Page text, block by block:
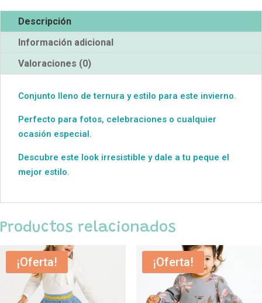
Descripción
Información adicional
Valoraciones (0)
Conjunto lleno de ternura y estilo para este invierno.
Perfecto para fotos, celebraciones o cualquier
ocasión especial.
Descubre este look irresistible y dale a tu peque el
mejor estilo.
Productos relacionados
¡Oferta! ¡Oferta!